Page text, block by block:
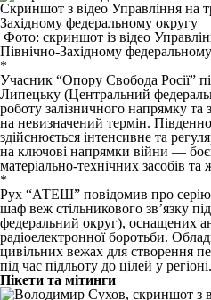
Скриншот з відео Управління на
Західному федеральному округу
Фото: скриншот із відео
Північно-Західному
*
Учасник “Опору Свобода Росії”
Липецьку (Центральний
роботу залізничного напрямку та
на невизначений термін.
здійснюється інтенсивне та
на ключові напрямки війни —
матеріально-технічних засобів та
*
Рух “АТЕШ” повідомив про
шаф веж стільникового зв’язку
федеральний округ), оснащених
радіоелектронної боротьби.
цивільних вежах для створення
під час підльоту до цілей у регіоні.
Пікети та мітинги